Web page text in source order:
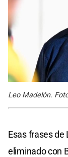
Leo Madelón.
Esas frases de
eliminado con